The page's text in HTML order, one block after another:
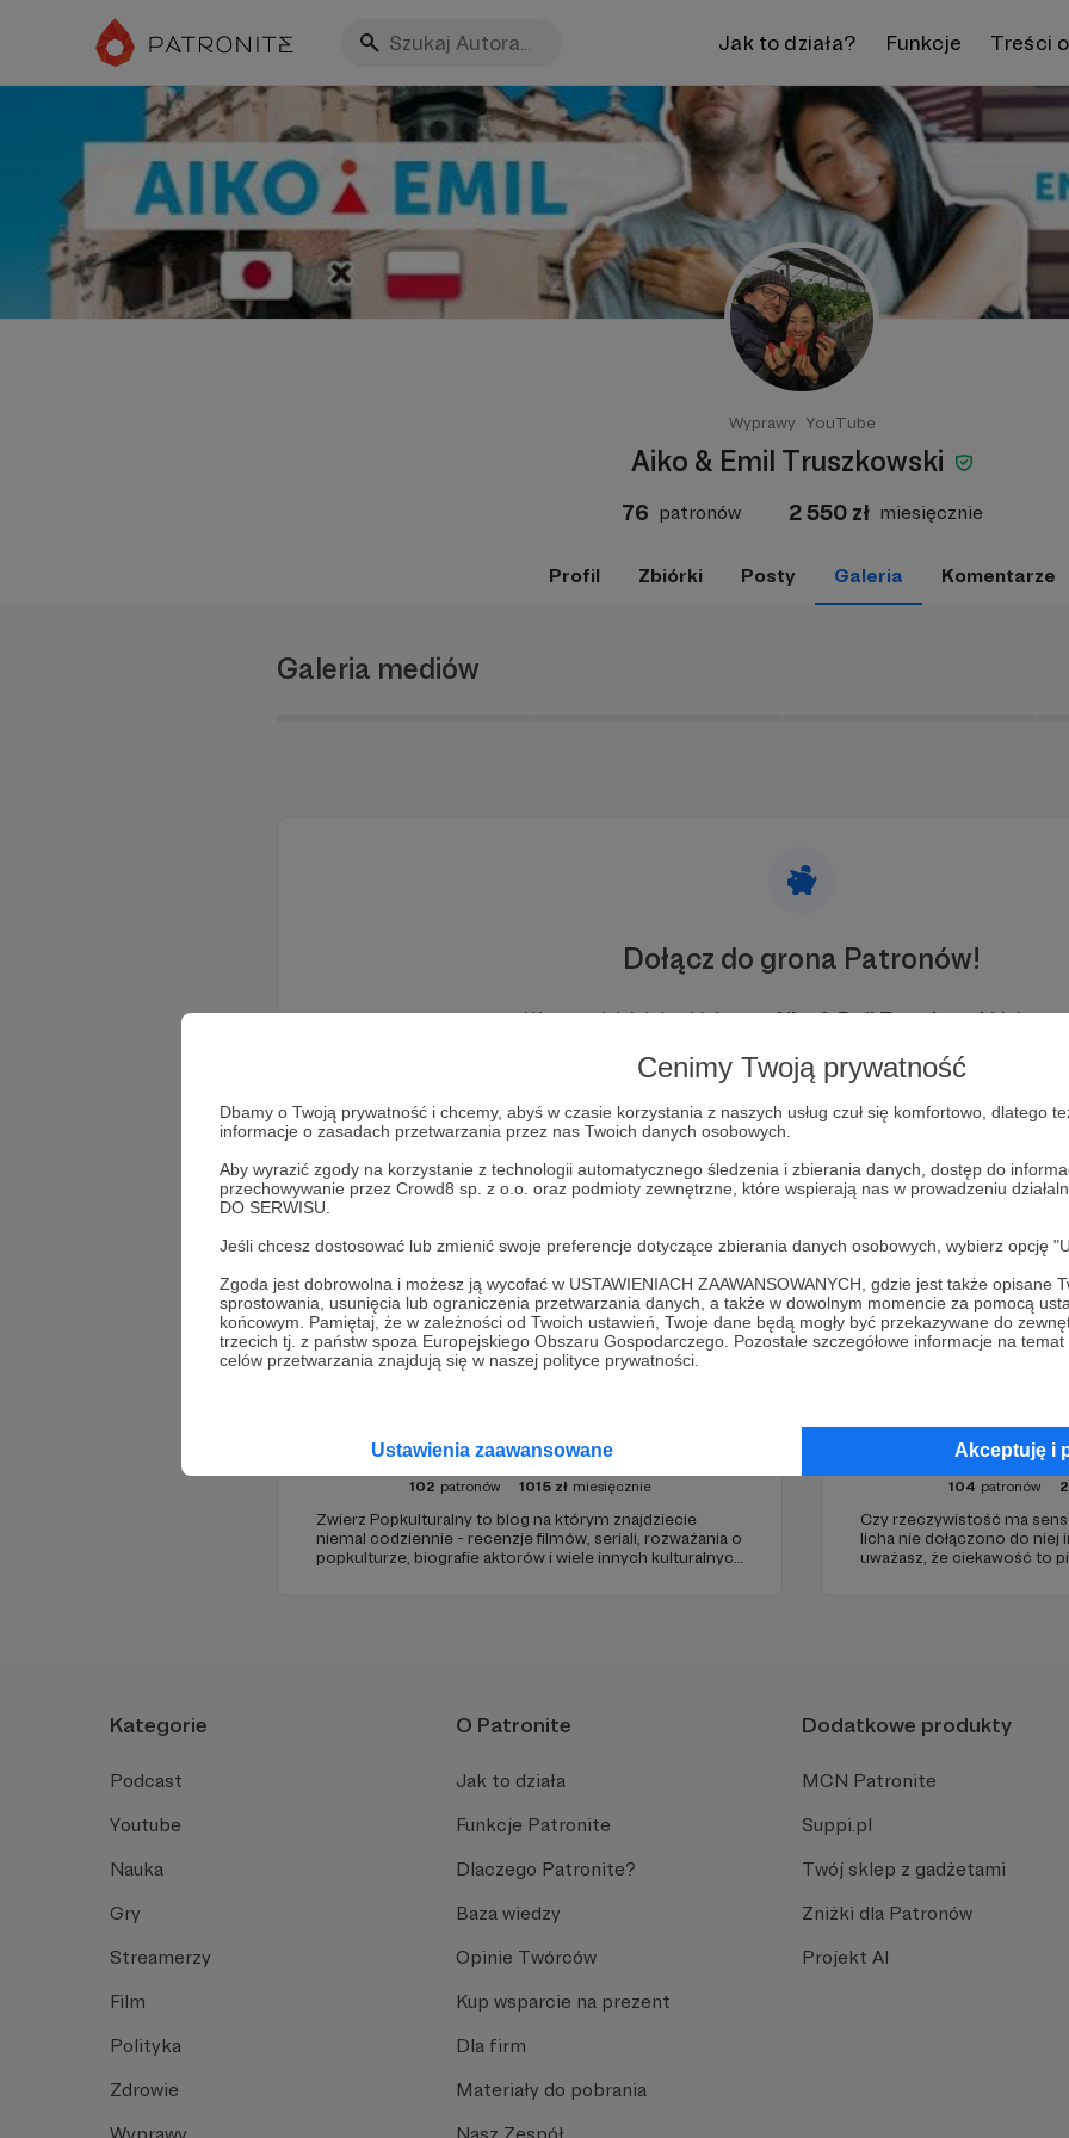
Cenimy Twoją prywatność
Dbamy o Twoją prywatność i chcemy, abyś w czasie korzystania z naszych usług czuł się komfortowo, dlatego
informacje o zasadach przetwarzania przez nas Twoich danych osobowych.
Aby wyrazić zgody na korzystanie z technologii automatycznego śledzenia i zbierania danych, dostęp do
przechowywanie przez Crowd8 sp. z o.o. oraz podmioty zewnętrzne, które wspierają nas w prowadzeniu
DO SERWISU.
Jeśli chcesz dostosować lub zmienić swoje preferencje dotyczące zbierania danych osobowych, wybierz opcję
Zgoda jest dobrowolna i możesz ją wycofać w USTAWIENIACH ZAAWANSOWANYCH, gdzie jest także opisane
sprostowania, usunięcia lub ograniczenia przetwarzania danych, a także w dowolnym momencie za pomocą
końcowym. Pamiętaj, że w zależności od Twoich ustawień, Twoje dane będą mogły być przekazywane do
trzecich tj. z państw spoza Europejskiego Obszaru Gospodarczego. Pozostałe szczegółowe informacje na
celów przetwarzania znajdują się w naszej polityce prywatności.
Ustawienia zaawansowane Akceptuję i
Jak to działa? Funkcje Treści
Wyprawy YouTube
Aiko & Emil Truszkowski
76 patronów 2 550 zł miesięcznie
Profil Zbiórki Posty Galeria Komentarze
Galeria mediów
Dołącz do grona Patronów!
Wesprzyj działalność AutoraAiko & Emil Truszkowskijuż
Zostań Patronem
Promowani autorzy
Zwierz popkulturalny
102 patronów 1015 zł miesięcznie
Zwierz Popkulturalny to blog na którym znajdziecie
niemal codziennie - recenzje filmów, seriali, rozważania o
popkulturze, biografie aktorów i wiele innych kulturalnych
Kwantowo.pl –
104 patronów
Czy rzeczywistość ma
licha nie dołączono do niej
uważasz, że ciekawość to
Kategorie
Podcast
Youtube
Nauka
Gry
Streamerzy
Film
Polityka
Zdrowie
O Patronite
Jak to działa
Funkcje Patronite
Dlaczego Patronite?
Baza wiedzy
Opinie Twórców
Kup wsparcie na prezent
Dla firm
Materiały do pobrania
Dodatkowe produkty
MCN Patronite
Suppi.pl
Twój sklep z gadżetami
Zniżki dla Patronów
Projekt AI